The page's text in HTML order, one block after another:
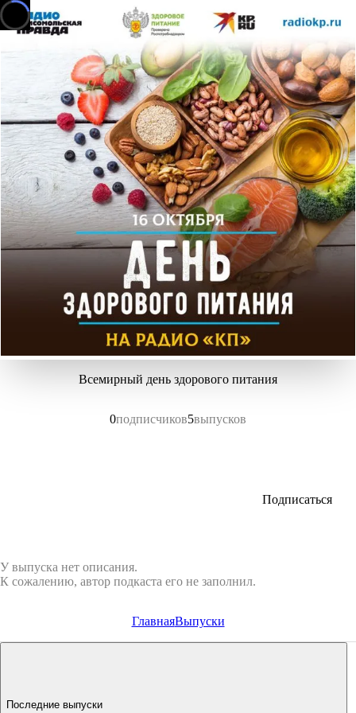
Всемирный день здорового питания
0подписчиков5выпусков
Подписаться
У выпуска нет описания.
К сожалению, автор подкаста его не заполнил.
ГлавнаяВыпуски
Последние выпуски